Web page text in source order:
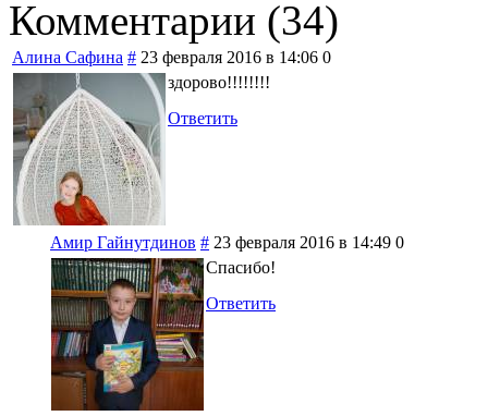
Комментарии (34)
Алина Сафина # 23 февраля 2016 в 14:06 0
здорово!!!!!!!!
Ответить
Амир Гайнутдинов # 23 февраля 2016 в 14:49 0
Спасибо!
Ответить